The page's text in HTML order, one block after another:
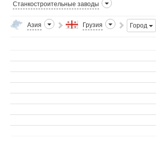
Станкостроительные заводы
Азия Грузия Город